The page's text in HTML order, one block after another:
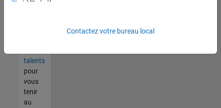
talents
pour
vous
tenir
au
Contactez votre bureau local